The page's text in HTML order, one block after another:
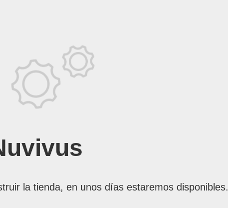
la tienda, en unos días estaremos disponibles.